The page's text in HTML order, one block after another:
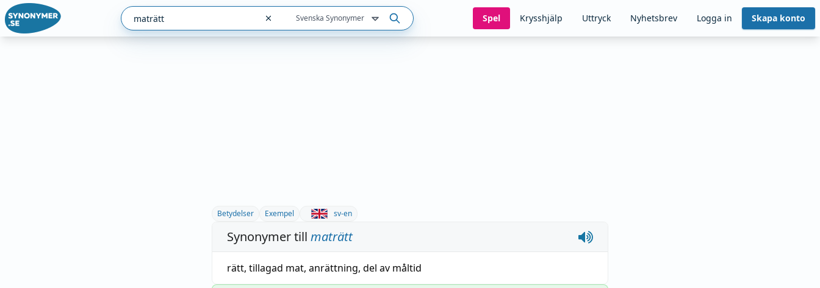
Svenska Synonymer Spel Krysshjälp Uttryck Nyhetsbrev Logga in Skapa konto
Betydelser Exempel sv-en
Synonymer till maträtt
rätt, tillagad mat, anrättning, del av måltid